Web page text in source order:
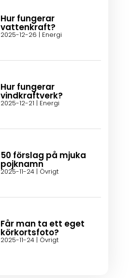
Hur fungerar
vattenkraft?
2025-12-26 | Energi
Hur fungerar
vindkraftverk?
2025-12-21 | Energi
50 förslag på mjuka
pojknamn
2025-11-24| Övrigt
Får man ta ett eget
körkortsfoto?
2025-11-24| Övrigt